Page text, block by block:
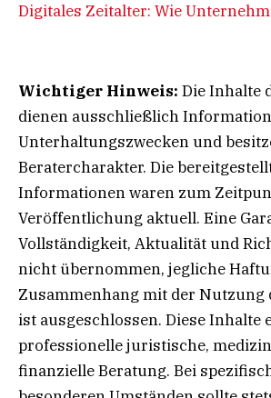
Digitales Zeitalter: Wie
Wichtiger Hinweis: Die Inhalte
dienen ausschließlich
Unterhaltungszwecken und
Beratercharakter. Die
Informationen waren zum
Veröffentlichung aktuell. Eine
Vollständigkeit, Aktualität und
nicht übernommen, jegliche
Zusammenhang mit der Nutzung
ist ausgeschlossen. Diese Inhalte
professionelle juristische,
finanzielle Beratung. Bei